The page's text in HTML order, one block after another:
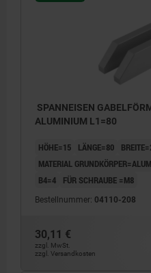
SPANNEISEN
ALUMINIUM L1=80
HÖHE=15 LÄNGE=80
MATERIAL
B4=4
FÜR SCHRAUBE =M8
Bestellnummer: 04110-208
30,11 €
zzgl. MwSt.
zzgl. Versandkosten